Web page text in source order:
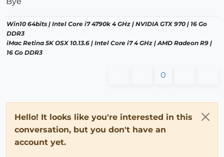
Win10 64bits | Intel Core i7 4790k 4 GHz | NVIDIA GTX 970 | 16 Go
DDR3
iMac Retina 5K OSX 10.13.6 | Intel Core i7 4 GHz | AMD Radeon R9 |
16 Go DDR3
0
Hello! It looks like you're interested in this
conversation, but you don't have an
account yet.